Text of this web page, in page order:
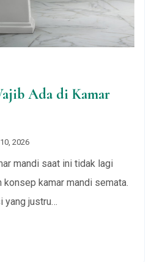
Ada di Kamar
2026
mandi saat ini tidak lagi
kamar mandi semata.
yang justru…